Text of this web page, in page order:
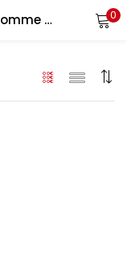
Tagged: "penna gesso per gomme officina" 0
REGISTER